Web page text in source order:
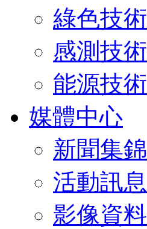
綠色技術
感測技術
能源技術
媒體中心
新聞集錦
活動訊息
影像資料